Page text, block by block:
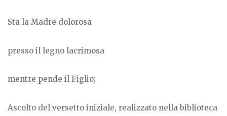
Sta la Madre dolorosa
presso il legno lacrimosa
mentre pende il Figlio;
Ascolto del versetto iniziale, realizzato nella biblioteca